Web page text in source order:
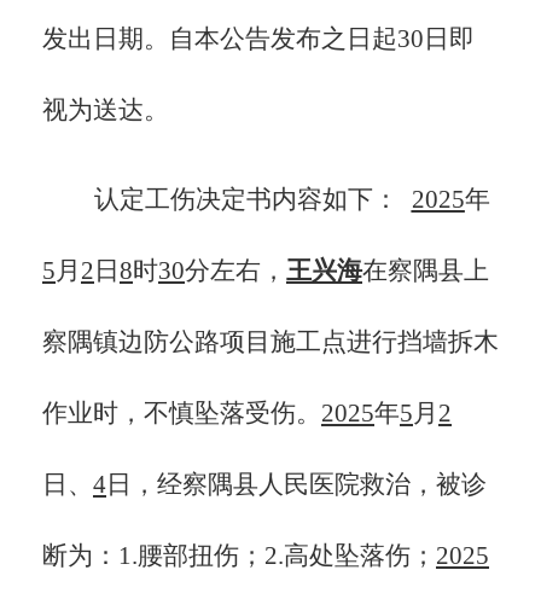
发出日期。 自本公告发布之日起30日即
视为送达。
认定工伤决定书内容如下： 2025年
5 月 2 日 8时30分左右， 王兴海在察隅县上
察隅镇边防公路项目施工点进行挡墙拆木
作业时，不慎坠落受伤。 2025年5 月 2
日、 4日，经察隅县人民医院救治，被诊
断为： 1.腰部扭伤；2.高处坠落伤； 2025